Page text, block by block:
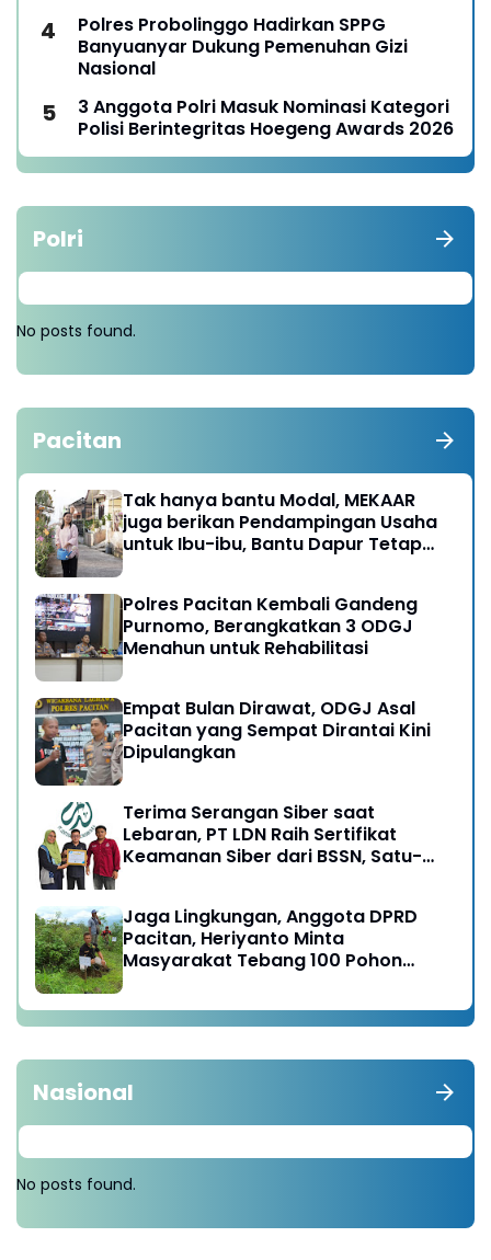
Polres Probolinggo Hadirkan SPPG
Banyuanyar Dukung Pemenuhan Gizi
Nasional
3 Anggota Polri Masuk Nominasi Kategori
Polisi Berintegritas Hoegeng Awards 2026
Polri
No posts found.
Pacitan
Tak hanya bantu Modal, MEKAAR
juga berikan Pendampingan Usaha
untuk Ibu-ibu, Bantu Dapur Tetap
Polres Pacitan Kembali Gandeng
Purnomo, Berangkatkan 3 ODGJ
Menahun untuk Rehabilitasi
Empat Bulan Dirawat, ODGJ Asal
Pacitan yang Sempat Dirantai Kini
Dipulangkan
Terima Serangan Siber saat
Lebaran, PT LDN Raih Sertifikat
Keamanan Siber dari BSSN, Satu-
Jaga Lingkungan, Anggota DPRD
Pacitan, Heriyanto Minta
Masyarakat Tebang 100 Pohon
Nasional
No posts found.